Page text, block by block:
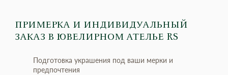
ПРИМЕРКА И ИНДИВИДУАЛЬНЫЙ
ЗАКАЗ В ЮВЕЛИРНОМ АТЕЛЬЕ RS
Подготовка украшения под ваши мерки и
предпочтения